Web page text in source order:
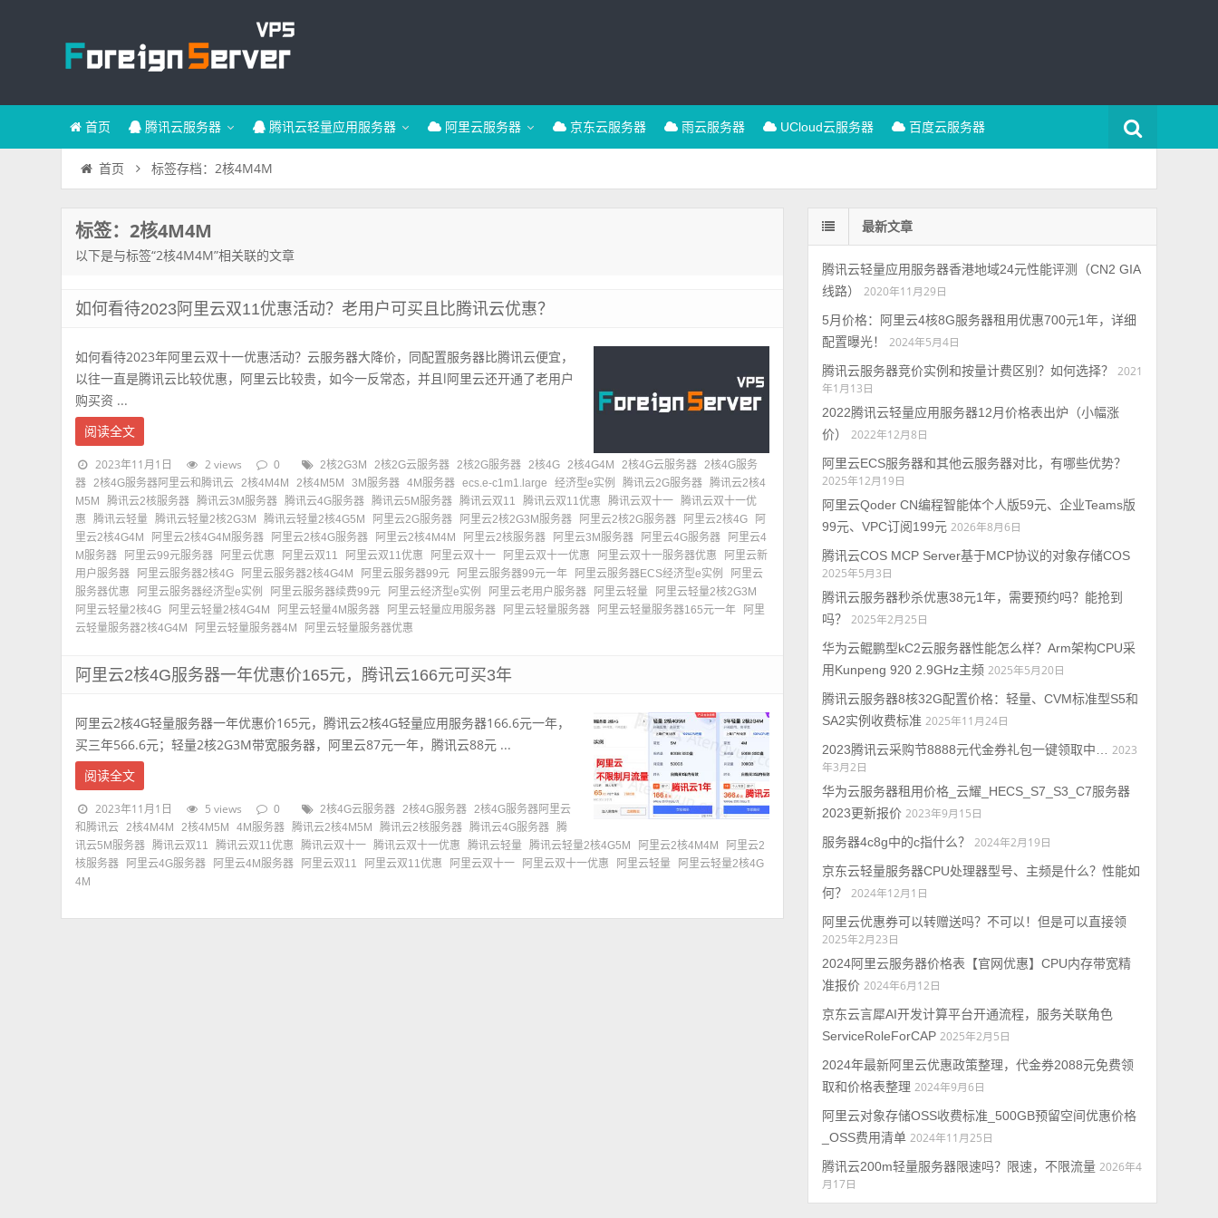
首页 腾讯云服务器 腾讯云轻量应用服务器 阿里云服务器 京东云服务器 雨云服务器 UCloud云服务器 百度云服务器
首页 标签存档：2核4M4M
标签：2核4M4M
以下是与标签“2核4M4M”相关联的文章
如何看待2023阿里云双11优惠活动？老用户可买且比腾讯云优惠？
如何看待2023年阿里云双十一优惠活动？云服务器大降价，同配置服务器比腾讯云便宜，
以往一直是腾讯云比较优惠，阿里云比较贵，如今一反常态，并且l阿里云还开通了老用户
购买资 ...
阅读全文
2023年11月1日 2 views 0 2核2G3M 2核2G云服务器 2核2G服务器 2核4G 2核4G4M 2核4G云服务器 2核4G服务
器 2核4G服务器阿里云和腾讯云 2核4M4M 2核4M5M 3M服务器 4M服务器 ecs.e-c1m1.large 经济型e实例 腾讯云2G服务器 腾讯云2核4
M5M
腾讯云2核服务器 腾讯云3M服务器 腾讯云4G服务器 腾讯云5M服务器 腾讯云双11 腾讯云双11优惠 腾讯云双十一 腾讯云双十一优
惠
腾讯云轻量 腾讯云轻量2核2G3M 腾讯云轻量2核4G5M 阿里云2G服务器 阿里云2核2G3M服务器 阿里云2核2G服务器 阿里云2核4G
阿
里云2核4G4M
阿里云2核4G4M服务器 阿里云2核4G服务器 阿里云2核4M4M 阿里云2核服务器 阿里云3M服务器 阿里云4G服务器
阿里云4
M服务器
阿里云99元服务器 阿里云优惠 阿里云双11 阿里云双11优惠 阿里云双十一 阿里云双十一优惠 阿里云双十一服务器优惠
阿里云新
用户服务器
阿里云服务器2核4G 阿里云服务器2核4G4M 阿里云服务器99元 阿里云服务器99元一年 阿里云服务器ECS经济型e实例
阿里云
服务器优惠
阿里云服务器经济型e实例 阿里云服务器续费99元 阿里云经济型e实例 阿里云老用户服务器 阿里云轻量
阿里云轻量2核2G3M
阿里云轻量2核4G
阿里云轻量2核4G4M 阿里云轻量4M服务器 阿里云轻量应用服务器 阿里云轻量服务器 阿里云轻量服务器165元一年
阿里
云轻量服务器2核4G4M
阿里云轻量服务器4M 阿里云轻量服务器优惠
阿里云2核4G服务器一年优惠价165元，腾讯云166元可买3年
阿里云2核4G轻量服务器一年优惠价165元，腾讯云2核4G轻量应用服务器166.6元一年，
买三年566.6元；轻量2核2G3M带宽服务器，阿里云87元一年，腾讯云88元 ...
阅读全文
2023年11月1日 5 views 0 2核4G云服务器 2核4G服务器 2核4G服务器阿里云
和腾讯云 2核4M4M 2核4M5M 4M服务器 腾讯云2核4M5M 腾讯云2核服务器 腾讯云4G服务器 腾
讯云5M服务器 腾讯云双11 腾讯云双11优惠 腾讯云双十一 腾讯云双十一优惠 腾讯云轻量 腾讯云轻量2核4G5M 阿里云2核4M4M
阿里云2
核服务器
阿里云4G服务器 阿里云4M服务器 阿里云双11 阿里云双11优惠 阿里云双十一 阿里云双十一优惠 阿里云轻量
阿里云轻量2核4G
4M
最新文章
腾讯云轻量应用服务器香港地域24元性能评测（CN2 GIA
线路）
2020年11月29日
5月价格：阿里云4核8G服务器租用优惠700元1年，详细
配置曝光！
2024年5月4日
腾讯云服务器竞价实例和按量计费区别？如何选择？
2021
年1月13日
2022腾讯云轻量应用服务器12月价格表出炉（小幅涨
价）
2022年12月8日
阿里云ECS服务器和其他云服务器对比，有哪些优势？
2025年12月19日
阿里云Qoder CN编程智能体个人版59元、企业Teams版
99元、VPC订阅199元 2026年8月6日
腾讯云COS MCP Server基于MCP协议的对象存储COS
2025年5月3日
腾讯云服务器秒杀优惠38元1年，需要预约吗？能抢到
吗？
2025年2月25日
华为云鲲鹏型kC2云服务器性能怎么样？Arm架构CPU采
用Kunpeng 920 2.9GHz主频 2025年5月20日
腾讯云服务器8核32G配置价格：轻量、CVM标准型S5和
SA2实例收费标准 2025年11月24日
2023腾讯云采购节8888元代金券礼包一键领取中…
2023
年3月2日
华为云服务器租用价格_云耀_HECS_S7_S3_C7服务器
2023更新报价 2023年9月15日
服务器4c8g中的c指什么？
2024年2月19日
京东云轻量服务器CPU处理器型号、主频是什么？性能如
何？
2024年12月1日
阿里云优惠券可以转赠送吗？不可以！但是可以直接领
2025年2月23日
2024阿里云服务器价格表【官网优惠】CPU内存带宽精
准报价 2024年6月12日
京东云言犀AI开发计算平台开通流程，服务关联角色
ServiceRoleForCAP 2025年2月5日
2024年最新阿里云优惠政策整理，代金券2088元免费领
取和价格表整理 2024年9月6日
阿里云对象存储OSS收费标准_500GB预留空间优惠价格
_OSS费用清单 2024年11月25日
腾讯云200m轻量服务器限速吗？限速，不限流量 2026年4
月17日